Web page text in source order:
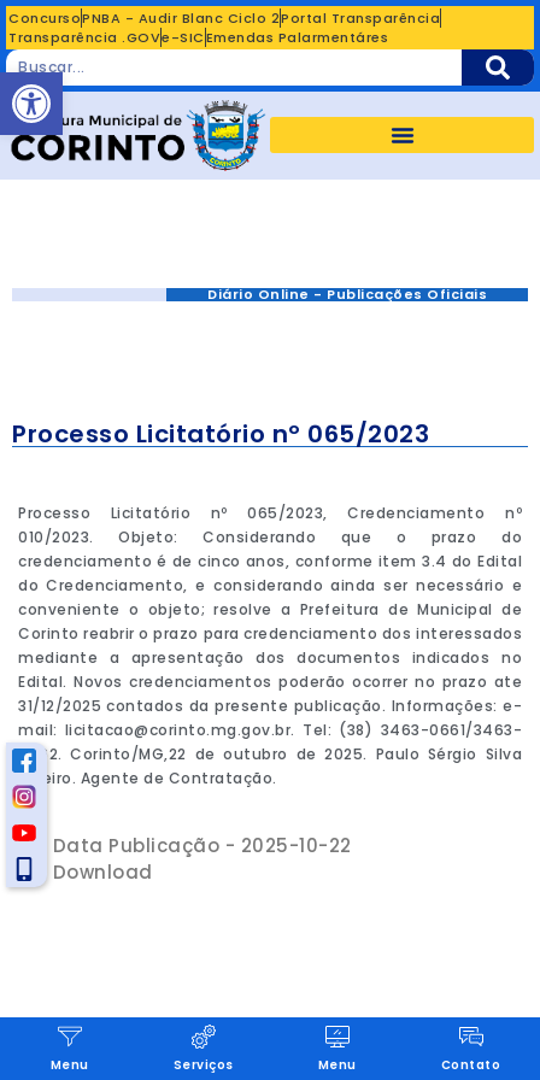
ConcursoPNBA - Audir Blanc Ciclo 2Portal Transparência
Transparência .GOVe-SICEmendas Palarmentáres
Diário Online - Publicações Oficiais
Processo Licitatório nº 065/2023
Processo Licitatório nº 065/2023, Credenciamento nº
010/2023. Objeto: Considerando que o prazo do
credenciamento é de cinco anos, conforme item 3.4 do Edital
do Credenciamento, e considerando ainda ser necessário e
conveniente o objeto; resolve a Prefeitura de Municipal de
Corinto reabrir o prazo para credenciamento dos interessados
mediante a apresentação dos documentos indicados no
Edital. Novos credenciamentos poderão ocorrer no prazo ate
31/12/2025 contados da presente publicação. Informações: e-
mail: licitacao@corinto.mg.gov.br. Tel: (38) 3463-0661/3463-
0662. Corinto/MG,22 de outubro de 2025. Paulo Sérgio Silva
Ribeiro. Agente de Contratação.
Data Publicação - 2025-10-22
Download
Menu Serviços Menu Contato
Abrir a barra de ferramentas